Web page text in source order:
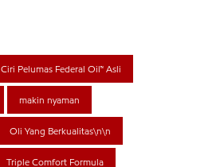
Ciri Pelumas Federal Oil™ Asli
makin nyaman
Oli Yang Berkualitas\n\n
Triple Comfort Formula